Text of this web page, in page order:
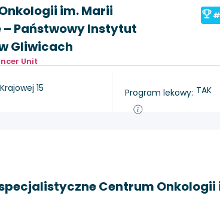
im. Marii
– Państwowy Instytut
Gliwicach
Unit
15 Program lekowy: TAK
Centrum